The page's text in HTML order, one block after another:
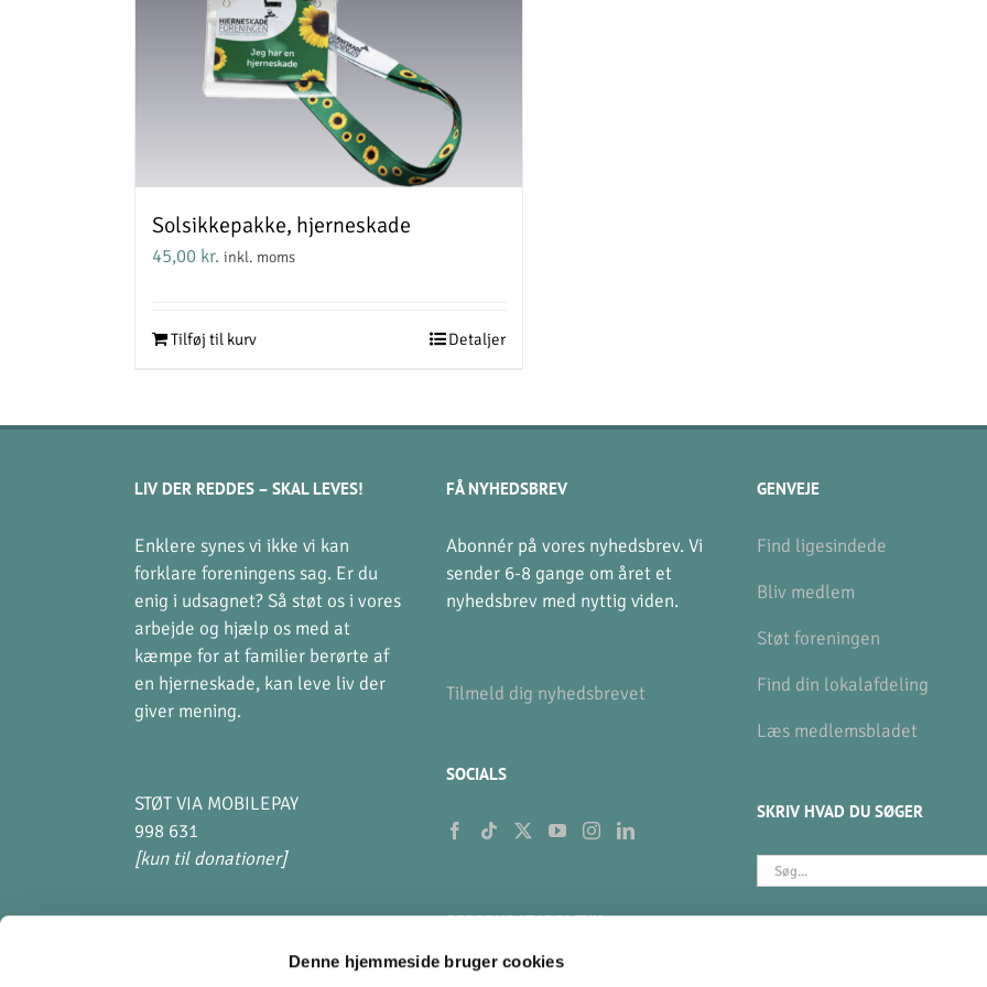
Denne hjemmeside bruger cookies
Solsikkepakke, hjerneskade
45,00 kr. inkl. moms
Tilføj til kurv Detaljer
LIV DER REDDES – SKAL LEVES!
Enklere synes vi ikke vi kan
forklare foreningens sag. Er du
enig i udsagnet? Så støt os i vores
arbejde og hjælp os med at
kæmpe for at familier berørte af
en hjerneskade, kan leve liv der
giver mening.
STØT VIA MOBILEPAY
998 631
[kun til donationer]
FÅ NYHEDSBREV
Abonnér på vores nyhedsbrev. Vi
sender 6-8 gange om året et
nyhedsbrev med nyttig viden.
Tilmeld dig nyhedsbrevet
SOCIALS
PERSONDATAPOLITIK
Hvad gør vi med dine data?
GENVEJE
Find ligesindede
Bliv medlem
Støt foreningen
Find din lokalafdeling
Læs medlemsbladet
SKRIV HVAD DU SØGER
Søg